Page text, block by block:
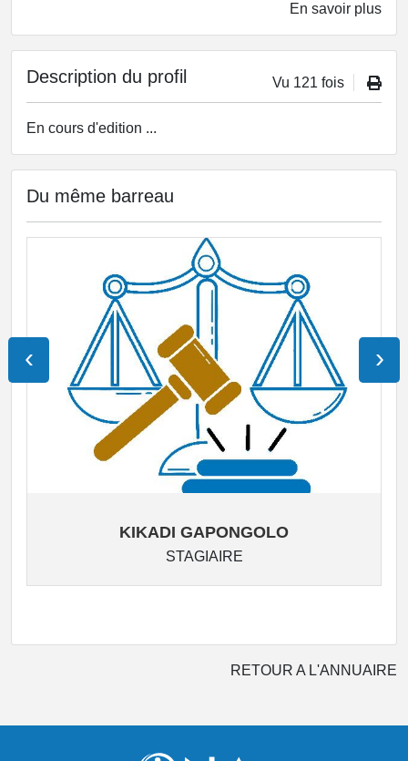
En savoir plus
Description du profil Vu 121 fois
En cours d'edition ...
Du même barreau
KIKADI GAPONGOLO
STAGIAIRE
‹ ›
RETOUR A L'ANNUAIRE